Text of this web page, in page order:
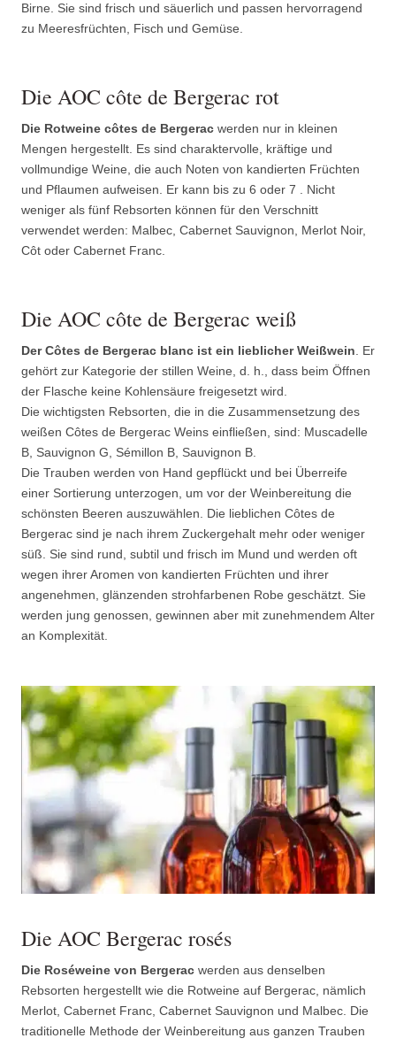
Birne. Sie sind frisch und säuerlich und passen hervorragend
zu Meeresfrüchten, Fisch und Gemüse.
Die AOC côte de Bergerac rot
Die Rotweine côtes de Bergerac werden nur in kleinen
Mengen hergestellt. Es sind charaktervolle, kräftige und
vollmundige Weine, die auch Noten von kandierten Früchten
und Pflaumen aufweisen. Er kann bis zu 6 oder 7 . Nicht
weniger als fünf Rebsorten können für den Verschnitt
verwendet werden: Malbec, Cabernet Sauvignon, Merlot Noir,
Côt oder Cabernet Franc.
Die AOC côte de Bergerac weiß
Der Côtes de Bergerac blanc ist ein lieblicher Weißwein. Er
gehört zur Kategorie der stillen Weine, d. h., dass beim Öffnen
der Flasche keine Kohlensäure freigesetzt wird.
Die wichtigsten Rebsorten, die in die Zusammensetzung des
weißen Côtes de Bergerac Weins einfließen, sind: Muscadelle
B, Sauvignon G, Sémillon B, Sauvignon B.
Die Trauben werden von Hand gepflückt und bei Überreife
einer Sortierung unterzogen, um vor der Weinbereitung die
schönsten Beeren auszuwählen. Die lieblichen Côtes de
Bergerac sind je nach ihrem Zuckergehalt mehr oder weniger
süß. Sie sind rund, subtil und frisch im Mund und werden oft
wegen ihrer Aromen von kandierten Früchten und ihrer
angenehmen, glänzenden strohfarbenen Robe geschätzt. Sie
werden jung genossen, gewinnen aber mit zunehmendem Alter
an Komplexität.
Die AOC Bergerac rosés
Die Roséweine von Bergerac werden aus denselben
Rebsorten hergestellt wie die Rotweine auf Bergerac, nämlich
Merlot, Cabernet Franc, Cabernet Sauvignon und Malbec. Die
traditionelle Methode der Weinbereitung aus ganzen Trauben